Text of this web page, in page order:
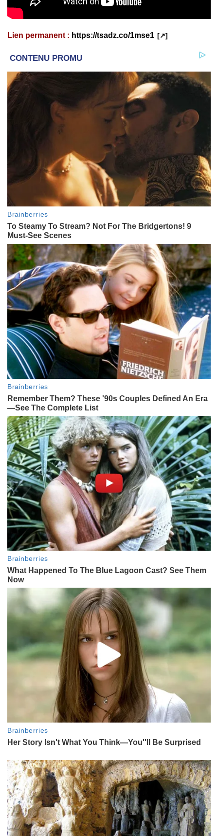
Lien permanent : https://tsadz.co/1mse1